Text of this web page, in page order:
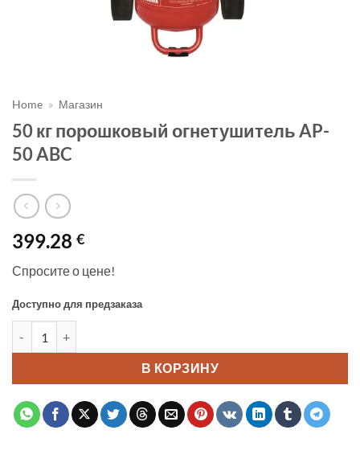
Home » Магазин
50 кг порошковый огнетушитель AP-
50 ABC
399.28 €
Спросите о цене!
Доступно для предзаказа
В КОРЗИНУ